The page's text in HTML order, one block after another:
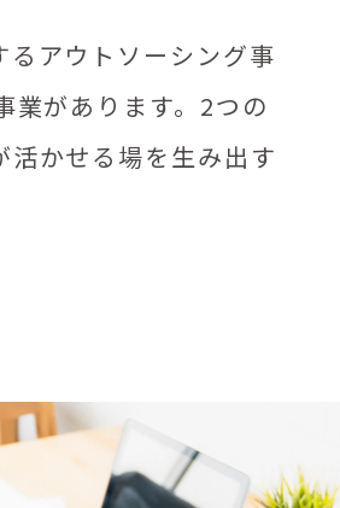
アウトソーシング事
業があります。2つの
かせる場を生み出す